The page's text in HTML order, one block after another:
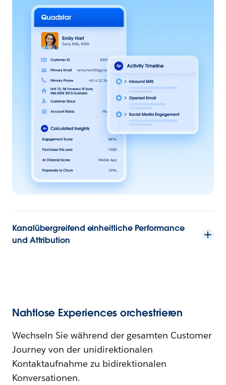
Kanalübergreifend einheitliche Performance
und Attribution
Nahtlose Experiences orchestrieren
Wechseln Sie während der gesamten Customer
Journey von der unidirektionalen
Kontaktaufnahme zu bidirektionalen
Konversationen.